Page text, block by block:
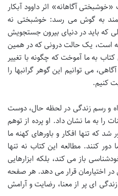
آگاهانه» اثر داوود آبکار
به گوش می رسد: خوشبختی نه
باید در دنیای بیرون جستجویش
است، یک حالت درونی که در همین
به ما آموخت که چگونه با تغییر
می توانیم این گوهر گرانبها را
کنیم.
و رسم زندگی در لحظه حال، دوست
را به ما نشان داد. او پرده از توهم
که تنها افکار و باورهای کهنه ما
کنند. مطالعه این کتاب نه تنها
باز می کند، بلکه ابزارهایی
در اختیارمان قرار می دهد. هر صفحه
ای پر از معنا، رضایت و آرامش